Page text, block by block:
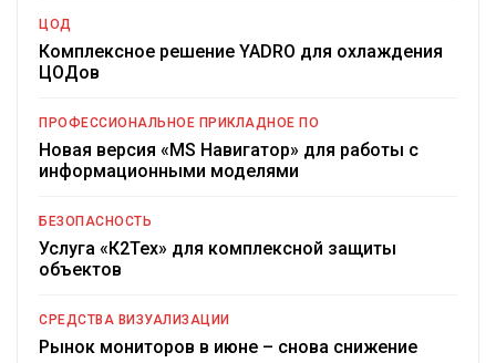
ЦОД
Комплексное решение YADRO для охлаждения
ЦОДов
ПРОФЕССИОНАЛЬНОЕ ПРИКЛАДНОЕ ПО
Новая версия «MS Навигатор» для работы с
информационными моделями
БЕЗОПАСНОСТЬ
Услуга «К2Тех» для комплексной защиты
объектов
СРЕДСТВА ВИЗУАЛИЗАЦИИ
Рынок мониторов в июне – снова снижение